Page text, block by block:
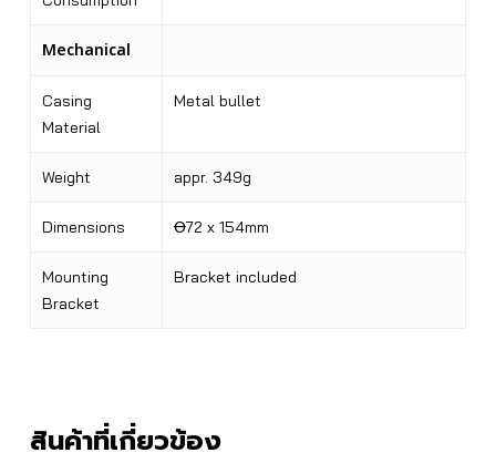
Mechanical
Casing
Material
Metal bullet
Weight appr. 349g
Dimensions Ꝋ72 x 154mm
Mounting
Bracket
Bracket included
สินค้าที่เกี่ยวข้อง